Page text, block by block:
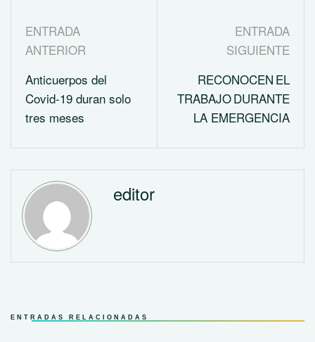
ENTRADA
ANTERIOR
Anticuerpos del
Covid-19 duran solo
tres meses
ENTRADA
SIGUIENTE
RECONOCEN EL
TRABAJO DURANTE
LA EMERGENCIA
editor
ENTRADAS RELACIONADAS